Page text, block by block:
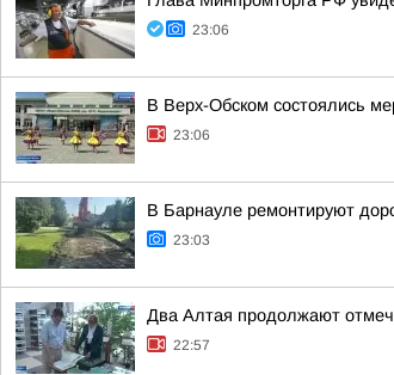
23:06
В Верх-Обском состоялись
23:06
В Барнауле ремонтируют
23:03
Два Алтая продолжают
22:57